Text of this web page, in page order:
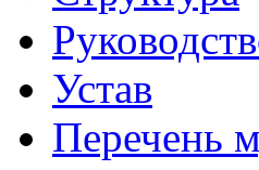
Устав
Перечень